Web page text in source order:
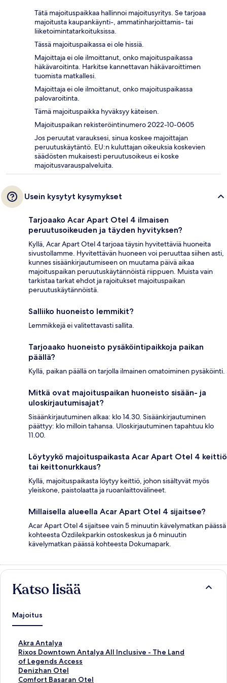
Tätä majoituspaikkaa hallinnoi majoitusyritys. Se tarjoaa
majoitusta kaupankäynti-, ammatinharjoittamis- tai
liiketoimintatarkoituksissa.
Tässä majoituspaikassa ei ole hissiä.
Majoittaja ei ole ilmoittanut, onko majoituspaikassa
häkävaroitinta. Harkitse kannettavan häkävaroittimen
tuomista matkallesi.
Majoittaja ei ole ilmoittanut, onko majoituspaikassa
palovaroitinta.
Tämä majoituspaikka hyväksyy käteisen.
Majoituspaikan rekisteröintinumero 2022-10-0605
Jos peruutat varauksesi, sinua koskee majoittajan
peruutuskäytäntö. EU:n kuluttajan oikeuksia koskevien
säädösten mukaisesti peruutusoikeus ei koske
majoitusvarauspalveluita.
Usein kysytyt kysymykset
Tarjoaako Acar Apart Otel 4 ilmaisen
peruutusoikeuden ja täyden hyvityksen?
Kyllä, Acar Apart Otel 4 tarjoaa täysin hyvitettäviä huoneita
sivustollamme. Hyvitettävän huoneen voi peruuttaa siihen asti,
kunnes sisäänkirjautumiseen on muutama päivä aikaa
majoituspaikan peruutuskäytännöistä riippuen. Muista vain
tarkistaa tarkat ehdot ja rajoitukset majoituspaikan
peruutuskäytännöistä.
Salliiko huoneisto lemmikit?
Lemmikkejä ei valitettavasti sallita.
Tarjoaako huoneisto pysäköintipaikkoja paikan
päällä?
Kyllä, paikan päällä on tarjolla ilmainen omatoiminen pysäköinti.
Mitkä ovat majoituspaikan huoneisto sisään- ja
uloskirjautumisajat?
Sisäänkirjautuminen alkaa: klo 14.30. Sisäänkirjautuminen
päättyy: klo milloin tahansa. Uloskirjautuminen tapahtuu klo
11.00.
Löytyykö majoituspaikasta Acar Apart Otel 4 keittiö
tai keittonurkkaus?
Kyllä, majoituspaikasta löytyy keittiö, johon sisältyvät myös
yleiskone, paistolaatta ja ruoanlaittovälineet.
Millaisella alueella Acar Apart Otel 4 sijaitsee?
Acar Apart Otel 4 sijaitsee vain 5 minuutin kävelymatkan päässä
kohteesta Özdilekparkin ostoskeskus ja 6 minuutin
kävelymatkan päässä kohteesta Dokumapark.
Katso lisää
Majoitus
Akra Antalya
K
o
h
t
e
Rixos Downtown Antalya All Inclusive - The Land
of Legends Access
K
o
h
t
Denizhan Otel
K
o
Comfort Basaran Otel
K